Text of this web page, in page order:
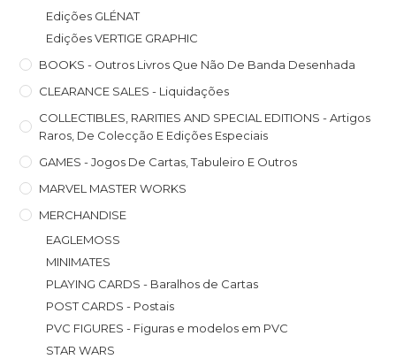
Edições GLÉNAT
Edições VERTIGE GRAPHIC
BOOKS - Outros Livros Que Não De Banda Desenhada
CLEARANCE SALES - Liquidações
COLLECTIBLES, RARITIES AND SPECIAL EDITIONS - Artigos
Raros, De Colecção E Edições Especiais
GAMES - Jogos De Cartas, Tabuleiro E Outros
MARVEL MASTER WORKS
MERCHANDISE
EAGLEMOSS
MINIMATES
PLAYING CARDS - Baralhos de Cartas
POST CARDS - Postais
PVC FIGURES - Figuras e modelos em PVC
STAR WARS